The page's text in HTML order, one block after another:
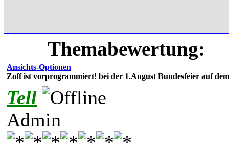
Themabewertung:
Ansichts-Optionen
Zoff ist vorprogrammiert! bei der 1.August Bundesfeier auf
Tell
Admin